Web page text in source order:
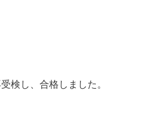
検し、合格しました。